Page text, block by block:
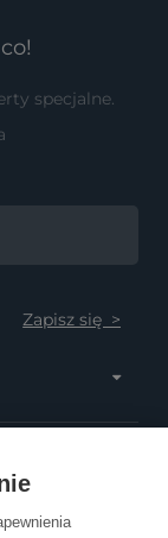
specjalne.